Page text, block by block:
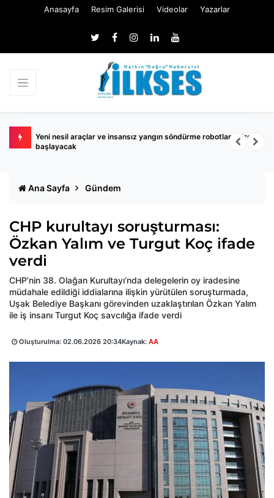
Anasayfa Resim Galerisi Videolar Yazarlar
son
Yeni nesil araçlar ve insansız yangın söndürme robotları göreve
başlayacak
Ana Sayfa Gündem
CHP kurultayı soruşturması:
Özkan Yalım ve Turgut Koç ifade
verdi
CHP’nin 38. Olağan Kurultayı’nda delegelerin oy iradesine
müdahale edildiği iddialarına ilişkin yürütülen soruşturmada,
Uşak Belediye Başkanı görevinden uzaklaştırılan Özkan Yalım
ile iş insanı Turgut Koç savcılığa ifade verdi
Oluşturulma: 02.06.2026 20:34Kaynak: AA